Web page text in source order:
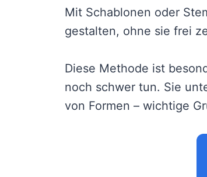
Mit Schablonen oder
gestalten, ohne sie frei
Diese Methode ist
noch schwer tun. Sie
von Formen – wichtige